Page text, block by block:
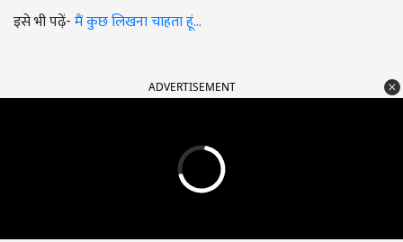
इसे भी पढ़ें-मैं कुछ लिखना चाहता हूं...
ADVERTISEMENT